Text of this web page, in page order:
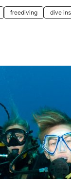
freediving dive